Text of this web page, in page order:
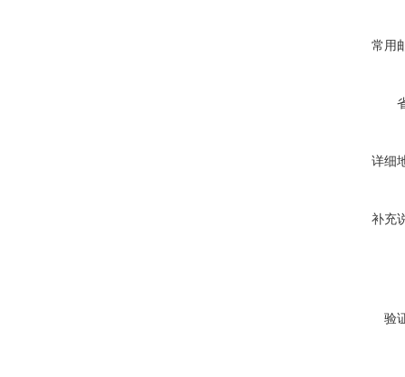
常用
详细
补充
验